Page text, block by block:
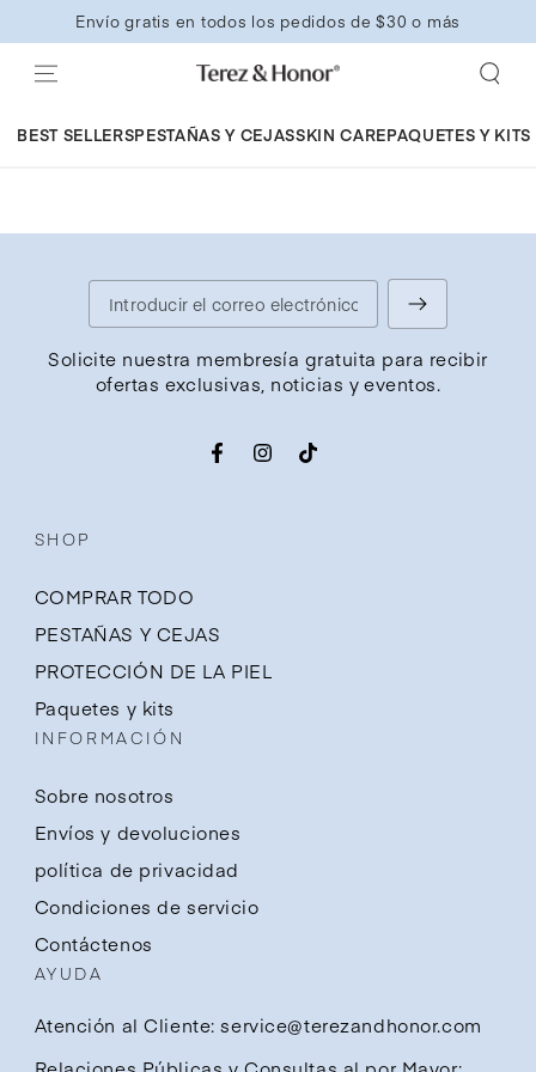
CONTENIDO
Envío gratis en todos los pedidos de $30 o más
BEST SELLERSPESTAÑAS Y CEJASSKIN CAREPAQUETES Y KITS
SHOP
COMPRAR TODO
PESTAÑAS Y CEJAS
PROTECCIÓN DE LA PIEL
Paquetes y kits
INFORMACIÓN
Sobre nosotros
Envíos y devoluciones
política de privacidad
Condiciones de servicio
Contáctenos
AYUDA
Atención al Cliente: service@terezandhonor.com
Introducir
el
correo
Solicite nuestra membresía gratuita para recibir
ofertas exclusivas, noticias y eventos.
FacebookInstagram
TikTok